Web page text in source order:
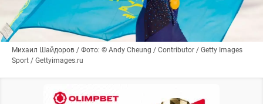
Михаил Шайдоров / Фото: © Andy Cheung / Contributor / Getty Images
Sport / Gettyimages.ru